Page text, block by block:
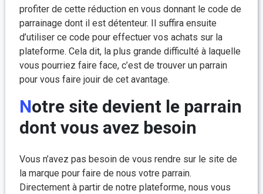
profiter de cette réduction en vous donnant le code de
parrainage dont il est détenteur. Il suffira ensuite
d’utiliser ce code pour effectuer vos achats sur la
plateforme. Cela dit, la plus grande difficulté à laquelle
vous pourriez faire face, c’est de trouver un parrain
pour vous faire jouir de cet avantage.
Notre site devient le parrain
dont vous avez besoin
Vous n’avez pas besoin de vous rendre sur le site de
la marque pour faire de nous votre parrain.
Directement à partir de notre plateforme, nous vous